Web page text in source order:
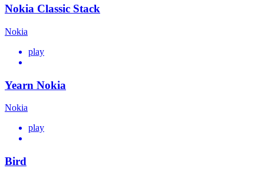
Nokia Classic Stack
Nokia
play
Yearn Nokia
Nokia
play
Bird